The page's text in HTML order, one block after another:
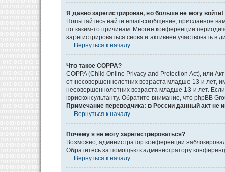
Я давно зарегистрирован, но больше не могу войти!
Попытайтесь найти email-сообщение, присланное
по каким-то причинам. Многие конференции
зарегистрироваться снова и активнее участвовать в
Вернуться к началу
Что такое COPPA?
COPPA (Child Online Privacy and Protection Act), или
от несовершеннолетних возраста младше 13-и лет,
несовершеннолетних возраста младше 13-и лет.
юрисконсультанту. Обратите внимание, что phpBB
Примечание переводчика: в России данный акт не
Вернуться к началу
Почему я не могу зарегистрироваться?
Возможно, администратор конференции
Обратитесь за помощью к администратору
Вернуться к началу